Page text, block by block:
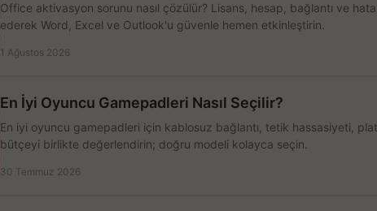
Office aktivasyon sorunu nasıl çözülür? Lisans, hesap, bağlantı ve hata
ederek Word, Excel ve Outlook'u güvenle hemen etkinleştirin.
1 Ağustos 2026
En İyi Oyuncu Gamepadleri Nasıl Seçilir?
En iyi oyuncu gamepadleri için kablosuz bağlantı, tetik hassasiyeti,
bütçeyi birlikte değerlendirin; doğru modeli kolayca seçin.
30 Temmuz 2026